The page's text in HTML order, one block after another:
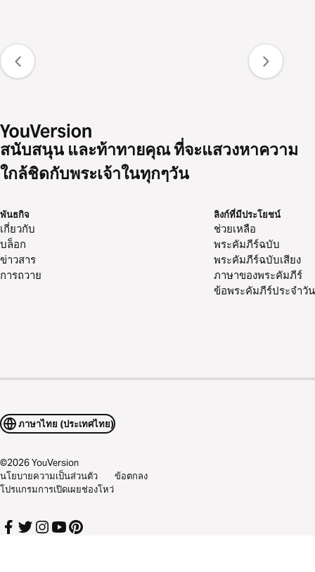
สนับสนุน และท้าทายคุณ ที่จะแสวงหาความ
ใกล้ชิดกับพระเจ้าในทุกๆวัน
พันธกิจ
เกี่ยวกับ
บล็อก
ข่าวสาร
การถวาย
ลิงก์ที่มีประโยชน์
ช่วยเหลือ
พระคัมภีร์ฉบับ
พระคัมภีร์ฉบับเสียง
ภาษาของพระคัมภีร์
ข้อพระคัมภีร์ประจำวัน
ภาษาไทย (ประเทศไทย)
©2026YouVersion
นโยบายความเป็นส่วนตัว
ข้อตกลง
โปรแกรมการเปิดเผยช่องโหว่